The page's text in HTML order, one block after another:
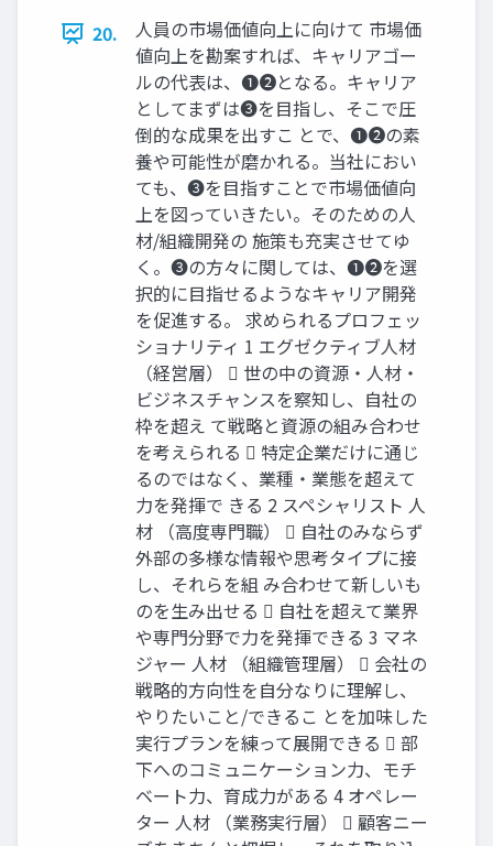
20.
人員の市場価値向上に向けて 市場価
値向上を勘案すれば、キャリアゴー
ルの代表は、❶❷となる。キャリア
としてまずは❸を目指し、そこで圧
倒的な成果を出すこ とで、❶❷の素
養や可能性が磨かれる。当社におい
ても、❸を目指すことで市場価値向
上を図っていきたい。そのための人
材/組織開発の 施策も充実させてゆ
く。❸の方々に関しては、❶❷を選
択的に目指せるようなキャリア開発
を促進する。 求められるプロフェッ
ショナリティ 1 エグゼクティブ人材
（経営層）  世の中の資源・人材・
ビジネスチャンスを察知し、自社の
枠を超え て戦略と資源の組み合わせ
を考えられる  特定企業だけに通じ
るのではなく、業種・業態を超えて
力を発揮で きる 2 スペシャリスト 人
材 （高度専門職）  自社のみならず
外部の多様な情報や思考タイプに接
し、それらを組 み合わせて新しいも
のを生み出せる  自社を超えて業界
や専門分野で力を発揮できる 3 マネ
ジャー 人材 （組織管理層）  会社の
戦略的方向性を自分なりに理解し、
やりたいこと/できるこ とを加味した
実行プランを練って展開できる  部
下へのコミュニケーション力、モチ
ベート力、育成力がある 4 オペレー
ター 人材 （業務実行層）  顧客ニー